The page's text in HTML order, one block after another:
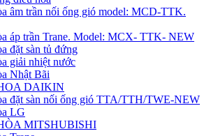
âm trần nối ống gió model: MCD-TTK.
áp trần Trane. Model: MCX- TTK- NEW
đặt sàn tủ đứng
giải nhiệt nước
Nhật Bãi
DAIKIN
đặt sàn nối ống gió TTA/TTH/TWE-NEW
LG
MITSHUBISHI